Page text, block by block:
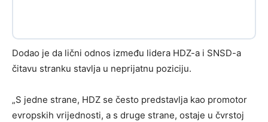
Dodao je da lični odnos između lidera HDZ-a i SNSD-a
čitavu stranku stavlja u neprijatnu poziciju.
„S jedne strane, HDZ se često predstavlja kao promotor
evropskih vrijednosti, a s druge strane, ostaje u čvrstoj